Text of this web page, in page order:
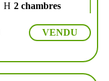
2 chambres
VENDU